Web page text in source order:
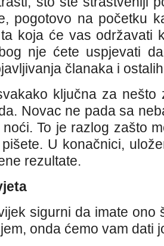
pogotovo na početku
koja će vas održavati
nje ćete uspjevati
članaka i
ključna za
Novac ne pada sa
To je razlog zašto
U konačnici,
rezultate.
sigurni da imate ono
onda ćemo vam dati